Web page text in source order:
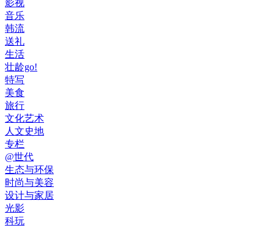
影视
音乐
韩流
送礼
生活
壮龄go!
特写
美食
旅行
文化艺术
人文史地
专栏
@世代
生态与环保
时尚与美容
设计与家居
光影
科玩